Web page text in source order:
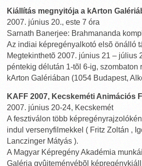
Kiállítás megnyitója a kArton
2007. június 20., este 7 óra
Sarnath Banerjee: Brahmananda
Az indiai képregényalkotó elsõ önálló
Megtekinthetõ 2007. június 21 – július
péntekig délután 1-tõl 6-ig, szombaton
kArton Galériában (1054 Budapest,
KAFF 2007, Kecskeméti Animációs
2007. június 20-24, Kecskemét
A fesztiválon több
indul versenyfilmekkel ( Fritz Zoltán ,
Lanczinger Mátyás ).
A Magyar Képregény Akadémia
Galéria gyûjteményébõl